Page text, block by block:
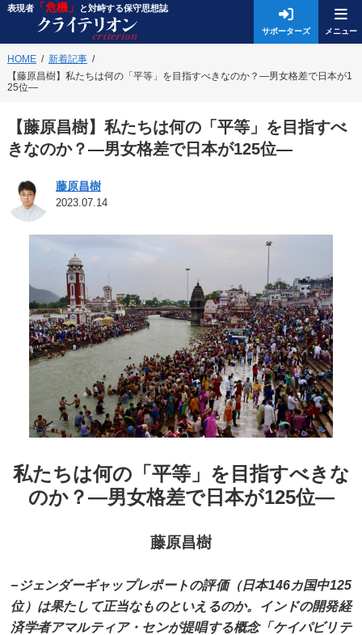
表現者「危機」 と対峙する保守思想誌
サポーターズ
HOME
新着記事
【藤原昌樹】私たちは何の「平等」を目指すべきなのか？―男女格差で日本が1
25位―
【藤原昌樹】私たちは何の「平等」を目指すべ
きなのか？―男女格差で日本が125位―
藤原昌樹
2023.07.14
私たちは何の「平等」を目指すべきな
のか？―男女格差で日本が125位―
藤原昌樹
−ジェンダーギャップレポートの評価（日本146カ国中125
位）は果たして正当なものといえるのか。インドの開発経
済学者アマルティア・センが提唱する概念「ケイパビリテ